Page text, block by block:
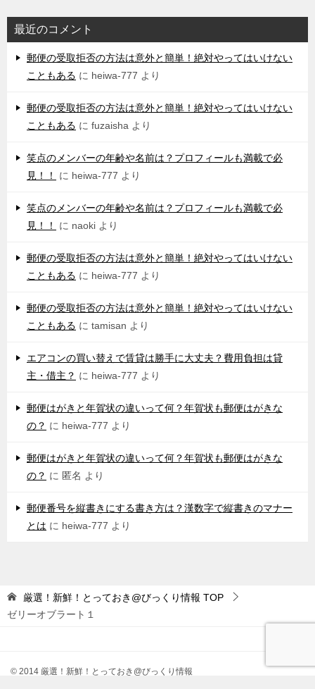
最近のコメント
郵便の受取拒否の方法は意外と簡単！絶対やってはいけない
こともある に heiwa-777 より
郵便の受取拒否の方法は意外と簡単！絶対やってはいけない
こともある に fuzaisha より
笑点のメンバーの年齢や名前は？プロフィールも満載で必
見！！
に heiwa-777 より
笑点のメンバーの年齢や名前は？プロフィールも満載で必
見！！
に naoki より
郵便の受取拒否の方法は意外と簡単！絶対やってはいけない
こともある に heiwa-777 より
郵便の受取拒否の方法は意外と簡単！絶対やってはいけない
こともある に tamisan より
エアコンの買い替えで賃貸は勝手に大丈夫？費用負担は貸
主・借主？ に heiwa-777 より
郵便はがきと年賀状の違いって何？年賀状も郵便はがきな
の？ に heiwa-777 より
郵便はがきと年賀状の違いって何？年賀状も郵便はがきな
の？ に 匿名 より
郵便番号を縦書きにする書き方は？漢数字で縦書きのマナー
とは に heiwa-777 より
厳選！新鮮！とっておき@びっくり情報 TOP
ゼリーオブラート１
© 2014 厳選！新鮮！とっておき@びっくり情報